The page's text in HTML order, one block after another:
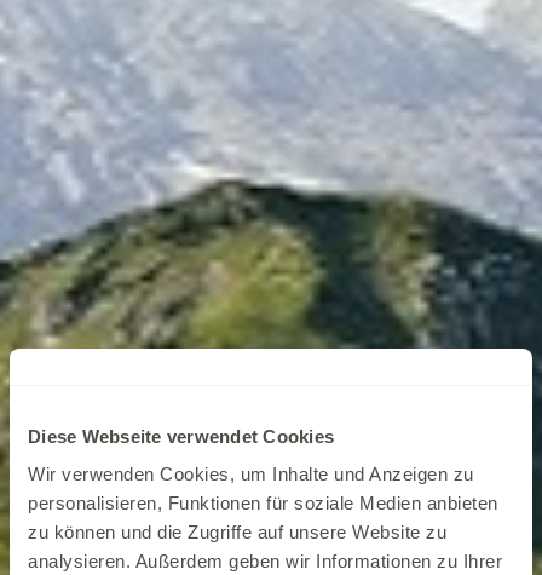
Diese Webseite verwendet Cookies
Wir verwenden Cookies, um Inhalte und Anzeigen zu
personalisieren, Funktionen für soziale Medien anbieten
zu können und die Zugriffe auf unsere Website zu
analysieren. Außerdem geben wir Informationen zu Ihrer